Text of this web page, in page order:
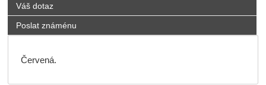
Váš dotaz
Poslat známénu
Červená.